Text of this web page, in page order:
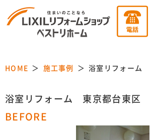
HOME 施工事例 浴室リフォーム
浴室リフォーム 東京都台東区
BEFORE